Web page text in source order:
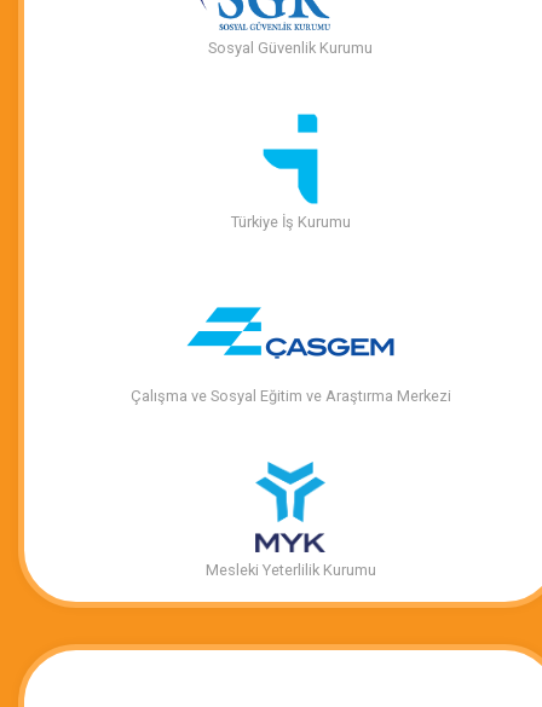
Sosyal Güvenlik Kurumu
Türkiye İş Kurumu
Çalışma ve Sosyal Eğitim ve Araştırma Merkezi
Mesleki Yeterlilik Kurumu